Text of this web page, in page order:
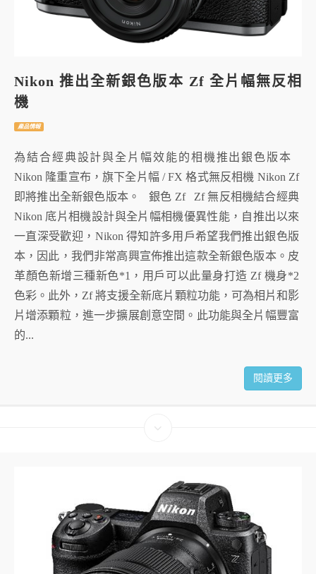
Nikon 推出全新銀色版本 Zf 全片幅無反相
機
產品情報
為結合經典設計與全片幅效能的相機推出銀色版本
Nikon 隆重宣布，旗下全片幅 / FX 格式無反相機 Nikon Zf
即將推出全新銀色版本。 銀色 Zf Zf 無反相機結合經典
Nikon 底片相機設計與全片幅相機優異性能，自推出以來
一直深受歡迎，Nikon 得知許多用戶希望我們推出銀色版
本，因此，我們非常高興宣佈推出這款全新銀色版本。皮
革顏色新增三種新色*1，用戶可以此量身打造 Zf 機身*2
色彩。此外，Zf 將支援全新底片顆粒功能，可為相片和影
片增添顆粒，進一步擴展創意空間。此功能與全片幅豐富
的...
閱讀更多